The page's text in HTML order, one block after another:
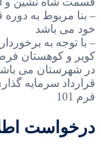
– بنا مربوط به
خود می باشد
– با توجه به
کویر و کوهستان
در شهرستان می
قرارداد سرمایه
فرم 101
درخواست